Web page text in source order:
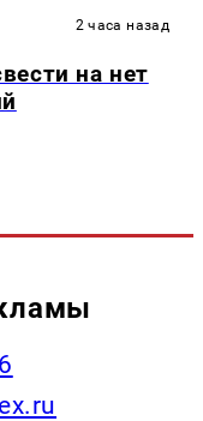
2 часа назад
на нет